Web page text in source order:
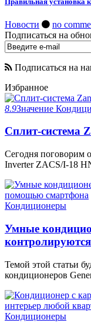
Новости
no
Подписаться на
Подписаться на
Избранное
8.9Значение
Сплит-система
Сегодня поговорим
Inverter ZACS/I-18
Кондиционеры
Умные
Темой этой статьи
кондиционеров
Кондиционеры